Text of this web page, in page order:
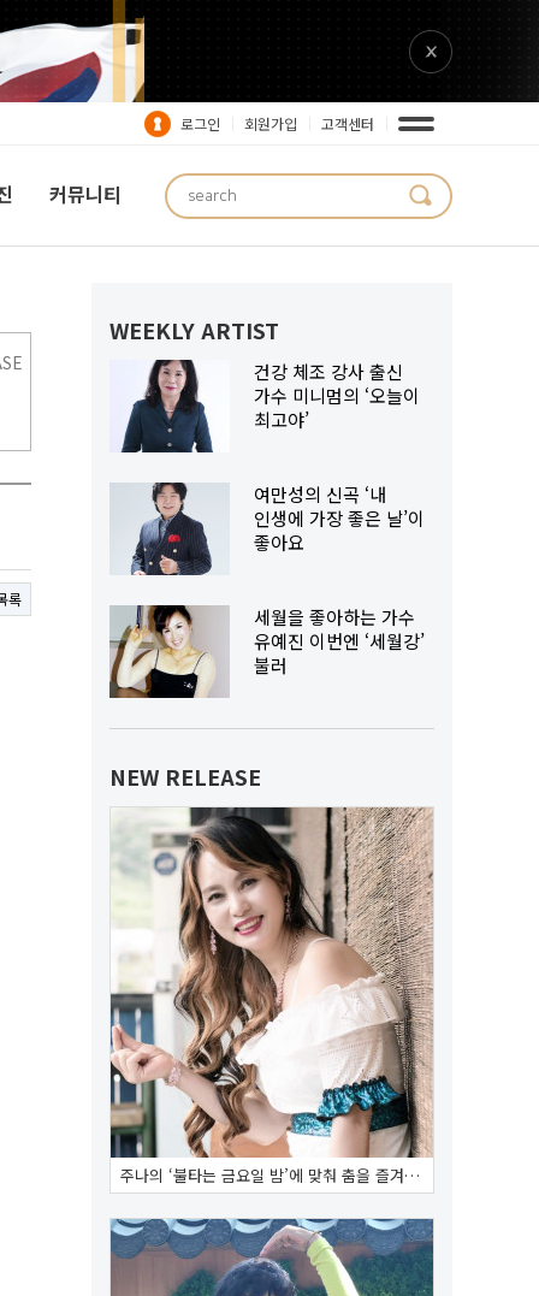
로그인 회원가입 고객센터
커뮤니티
록
WEEKLY ARTIST
건강 체조 강사 출신
가수 미니멈의 ‘오늘이
최고야’
여만성의 신곡 ‘내
인생에 가장 좋은 날’이
좋아요
세월을 좋아하는 가수
유예진 이번엔 ‘세월강’
불러
NEW RELEASE
주나의 ‘불타는 금요일 밤’에 맞춰 춤을 즐겨…